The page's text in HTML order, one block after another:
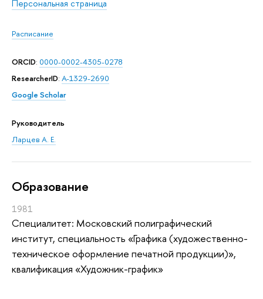
Персональная страница
Расписание
ORCID: 0000-0002-4305-0278
ResearcherID: A-1329-2690
Google Scholar
Руководитель
Ларцев А. Е.
Oбразование
1981
Специалитет: Московский полиграфический
институт, специальность «Графика (художественно-
техническое оформление печатной продукции)»,
квалификация «Художник-график»